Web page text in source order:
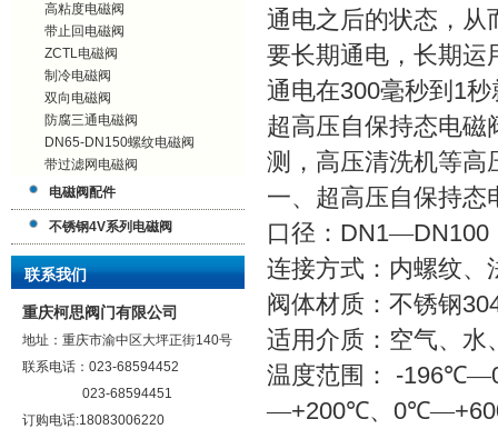
高粘度电磁阀
带止回电磁阀
ZCTL电磁阀
制冷电磁阀
双向电磁阀
防腐三通电磁阀
DN65-DN150螺纹电磁阀
带过滤网电磁阀
电磁阀配件
不锈钢4V系列电磁阀
联系我们
重庆柯思阀门有限公司
地址：重庆市渝中区大坪正街140号
联系电话：023-68594452
023-68594451
订购电话:18083006220
通电之后的状态，从
要长期通电，长期运
通电在300毫秒到 1秒
超高压自保持态电磁
测，高压清洗机等高
一、超高压自保持态
口径： DN1—DN100
连接方式：内螺纹、
阀体材质：不锈钢
适用介质：空气、水
温度范围：
-196℃—
—+200℃、 0℃—